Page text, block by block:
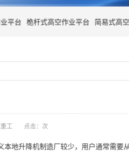
平台 桅杆式高空作业平台 简易式高
工 点击： 次
地升降机制造厂较少，用户通常需要